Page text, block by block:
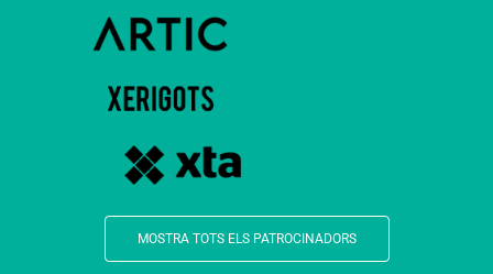
MOSTRA TOTS ELS PATROCINADORS